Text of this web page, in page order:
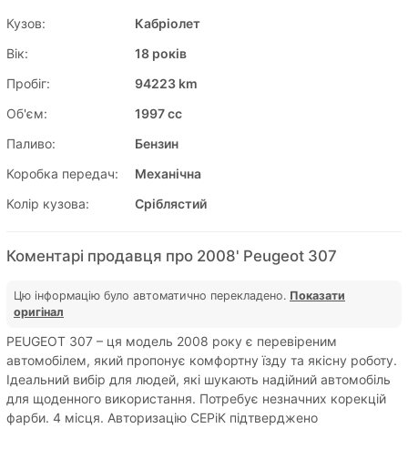
Кузов:
Кабріолет
Вік:
18 років
Пробіг:
94223 km
Об'єм:
1997 cc
Паливо:
Бензин
Коробка передач:
Механічна
Колір кузова:
Сріблястий
Коментарі продавця про 2008' Peugeot 307
Цю інформацію було автоматично перекладено. Показати
оригінал
PEUGEOT 307 – ця модель 2008 року є перевіреним
автомобілем, який пропонує комфортну їзду та якісну роботу.
Ідеальний вибір для людей, які шукають надійний автомобіль
для щоденного використання. Потребує незначних корекцій
фарби. 4 місця. Авторизацію CEPiK підтверджено